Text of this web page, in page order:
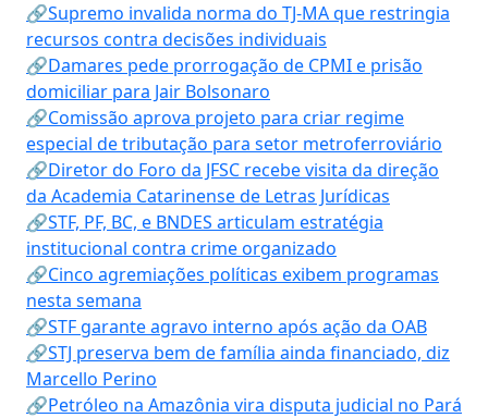
🔗Supremo invalida norma do TJ-MA que restringia
recursos contra decisões individuais
🔗Damares pede prorrogação de CPMI e prisão
domiciliar para Jair Bolsonaro
🔗Comissão aprova projeto para criar regime
especial de tributação para setor metroferroviário
🔗Diretor do Foro da JFSC recebe visita da direção
da Academia Catarinense de Letras Jurídicas
🔗STF, PF, BC, e BNDES articulam estratégia
institucional contra crime organizado
🔗Cinco agremiações políticas exibem programas
nesta semana
🔗STF garante agravo interno após ação da OAB
🔗STJ preserva bem de família ainda financiado, diz
Marcello Perino
🔗Petróleo na Amazônia vira disputa judicial no Pará